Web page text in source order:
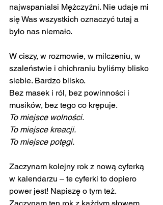
najwspanialsi Mężczyźni. Nie udaje mi
się Was wszystkich oznaczyć tutaj a
było nas niemało.
W ciszy, w rozmowie, w milczeniu, w
szaleństwie i chichraniu byliśmy blisko
siebie. Bardzo blisko.
Bez masek i ról, bez powinności i
musików, bez tego co krępuje.
To miejsce wolności.
To miejsce kreacji.
To miejsce potęgi.
Zaczynam kolejny rok z nową cyferką
w kalendarzu – te cyferki to dopiero
power jest! Napiszę o tym też.